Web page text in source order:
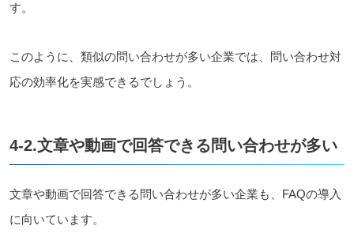
す。
このように、類似の問い合わせが多い企業では、問い合わせ対
応の効率化を実感できるでしょう。
4-2.文章や動画で回答できる問い合わせが多い
文章や動画で回答できる問い合わせが多い企業も、FAQの導入
に向いています。